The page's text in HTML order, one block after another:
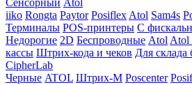
iiko Rongta Paytor Posiflex Atol Sam4s
Терминалы POS-принтеры С
Недорогие 2D Беспроводные Atol Atol
кассы Штрих-кода и чеков Для склада
CipherLab
Черные ATOL Штрих-М Poscenter